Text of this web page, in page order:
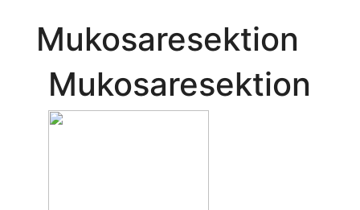
Mukosaresektion
Mukosaresektion